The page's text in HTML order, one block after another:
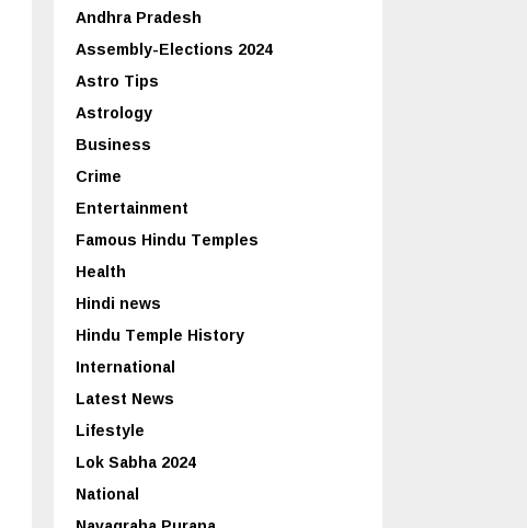
Andhra Pradesh
Assembly-Elections 2024
Astro Tips
Astrology
Business
Crime
Entertainment
Famous Hindu Temples
Health
Hindi news
Hindu Temple History
International
Latest News
Lifestyle
Lok Sabha 2024
National